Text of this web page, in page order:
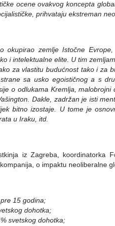
ocene ovakvog koncepta
prihvataju ekstreman
okupirao zemlje Istočne
i intelektualne elite. U tim
za vlastitu budućnost tako i za
sa usko egoističnog a s
o odlukama Kremlja,
Dakle, zadržan je isti
bitno izostaje. U tome je
u Iraku, itd.
iz Zagreba, koordinatorka
o impaktu neoliberalne
15 godina;
dohotka;
svetskog dohotka;